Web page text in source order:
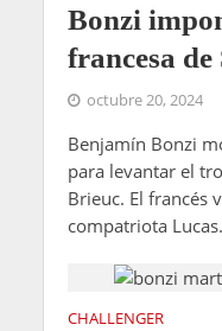
Bonzi
francesa
octubre 20, 2024
Benjamín Bonzi
para levantar el
Brieuc. El francés
compatriota
CHALLENGER